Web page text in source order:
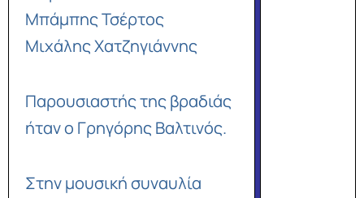
Μπάμπης Τσέρτος
Μιχάλης Χατζηγιάννης
Παρουσιαστής της βραδιάς
ήταν ο Γρηγόρης Βαλτινός.
Στην μουσική συναυλία